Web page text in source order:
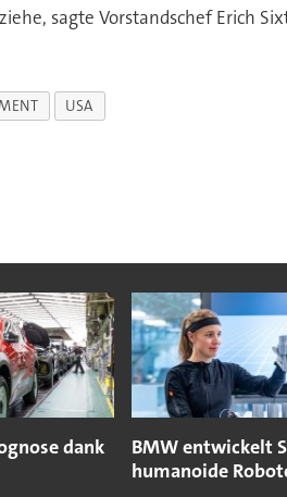
sagte Vorstandschef Erich
USA
dank
BMW entwickelt
humanoide